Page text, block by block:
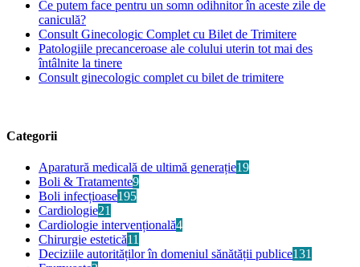
Ce putem face pentru un somn odihnitor în aceste zile de
caniculă?
Consult Ginecologic Complet cu Bilet de Trimitere
Patologiile precanceroase ale colului uterin tot mai des
întâlnite la tinere
Consult ginecologic complet cu bilet de trimitere
Categorii
Aparatură medicală de ultimă generație19
Boli & Tratamente9
Boli infecțioase195
Cardiologie21
Cardiologie intervențională4
Chirurgie estetică11
Deciziile autorităților în domeniul sănătății publice131